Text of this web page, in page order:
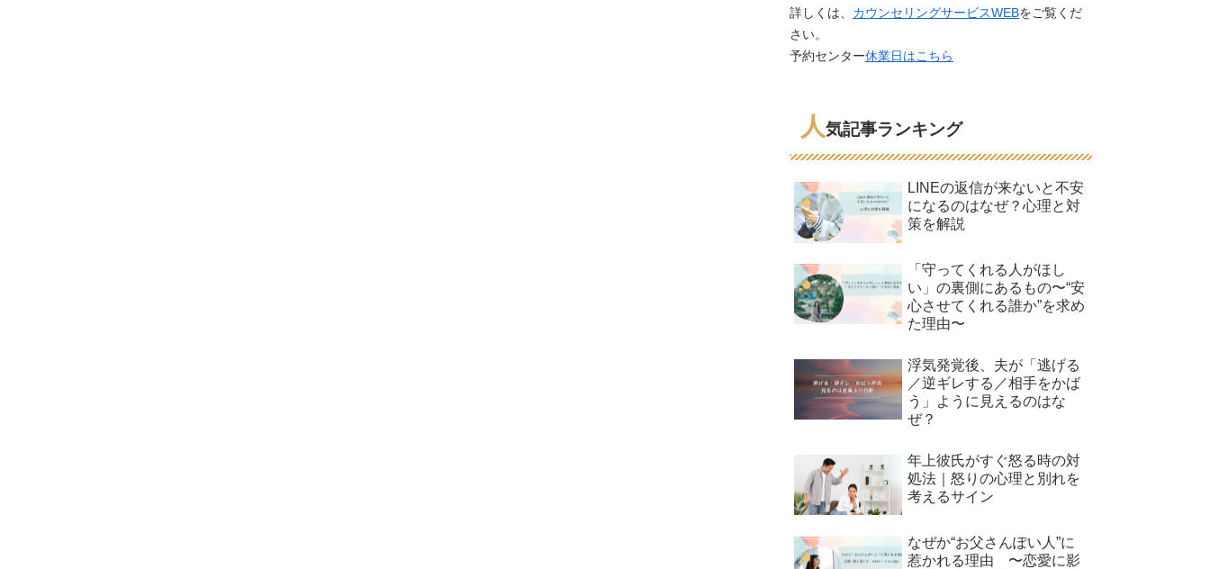
詳しくは、 カウンセリングサービスWEBをご覧くだ
さい。
予約センター休業日はこちら
人気記事ランキング
LINEの返信が来ないと不安
になるのはなぜ？心理と対
策を解説
「守ってくれる人がほし
い」の裏側にあるもの〜“安
心させてくれる誰か”を求め
た理由〜
浮気発覚後、夫が「逃げる
／逆ギレする／相手をかば
う」ように見えるのはな
ぜ？
年上彼氏がすぐ怒る時の対
処法｜怒りの心理と別れを
考えるサイン
なぜか“お父さんぽい人”に
惹かれる理由 〜恋愛に影